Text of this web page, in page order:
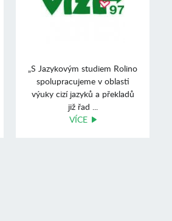
„S Jazykovým studiem Rolino
spolupracujeme v oblasti
výuky cizí jazyků a překladů
již řad ...
VÍCE